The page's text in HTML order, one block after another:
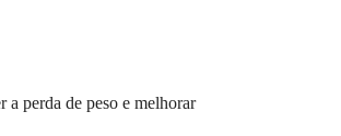
perda de peso e melhorar